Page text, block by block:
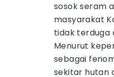
sosok seram
masyarakat
tidak terduga
Menurut
sebagai
sekitar hutan